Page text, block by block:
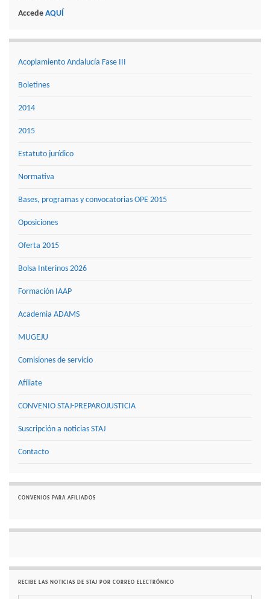
Accede AQUÍ
Acoplamiento Andalucía Fase III
Boletines
2014
2015
Estatuto jurídico
Normativa
Bases, programas y convocatorias OPE 2015
Oposiciones
Oferta 2015
Bolsa Interinos 2026
Formación IAAP
Academia ADAMS
MUGEJU
Comisiones de servicio
Afíliate
CONVENIO STAJ-PREPAROJUSTICIA
Suscripción a noticias STAJ
Contacto
CONVENIOS PARA AFILIADOS
RECIBE LAS NOTICIAS DE STAJ POR CORREO ELECTRÓNICO